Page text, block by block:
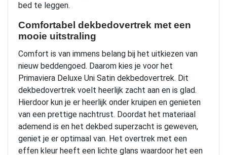
bed te leggen.
Comfortabel dekbedovertrek met een
mooie uitstraling
Comfort is van immens belang bij het uitkiezen van
nieuw beddengoed. Daarom kies je voor het
Primaviera Deluxe Uni Satin dekbedovertrek. Dit
dekbedovertrek voelt heerlijk zacht aan en is glad.
Hierdoor kun je er heerlijk onder kruipen en genieten
van een prettige nachtrust. Doordat het materiaal
ademend is en het dekbed superzacht is geweven,
geniet je er optimaal van. Het overtrek met een
effen kleur heeft een lichte glans waardoor het een